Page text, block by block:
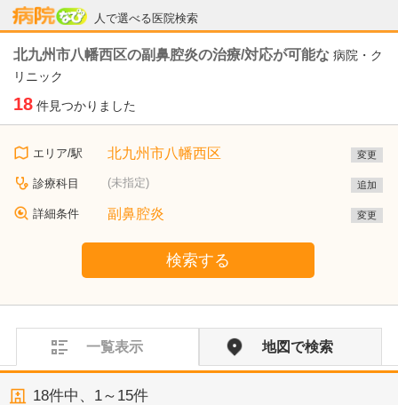
人で選べる医院検索
病院なび
北九州市八幡西区の副鼻腔炎の治療/対応が可能な 病院・ク
リニック
18 件見つかりました
エリア/駅 北九州市八幡西区 変更
診療科目 (未指定) 追加
詳細条件 副鼻腔炎 変更
検索する
一覧表示 地図で検索
18件中、 1～15件